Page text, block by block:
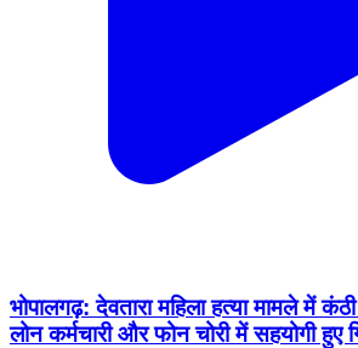
भोपालगढ़: देवतारा महिला हत्या मामले में
लोन कर्मचारी और फोन चोरी में सहयोगी हुए